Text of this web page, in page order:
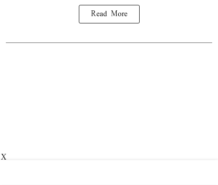
Read More
X